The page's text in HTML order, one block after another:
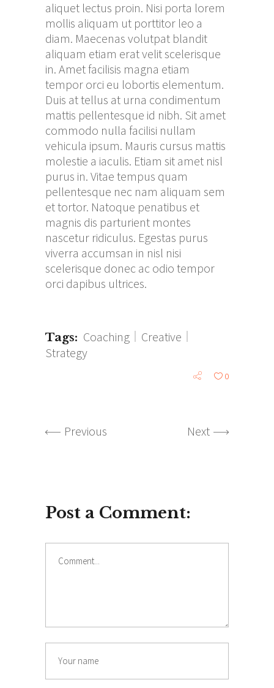
aliquet lectus proin. Nisi porta lorem
mollis aliquam ut porttitor leo a
diam. Maecenas volutpat blandit
aliquam etiam erat velit scelerisque
in. Amet facilisis magna etiam
tempor orci eu lobortis elementum.
Duis at tellus at urna condimentum
mattis pellentesque id nibh. Sit amet
commodo nulla facilisi nullam
vehicula ipsum. Mauris cursus mattis
molestie a iaculis. Etiam sit amet nisl
purus in. Vitae tempus quam
pellentesque nec nam aliquam sem
et tortor. Natoque penatibus et
magnis dis parturient montes
nascetur ridiculus. Egestas purus
viverra accumsan in nisl nisi
scelerisque donec ac odio tempor
orci dapibus ultrices.
Tags: Coaching
Creative
Strategy
0
Previous Next
Post a Comment: